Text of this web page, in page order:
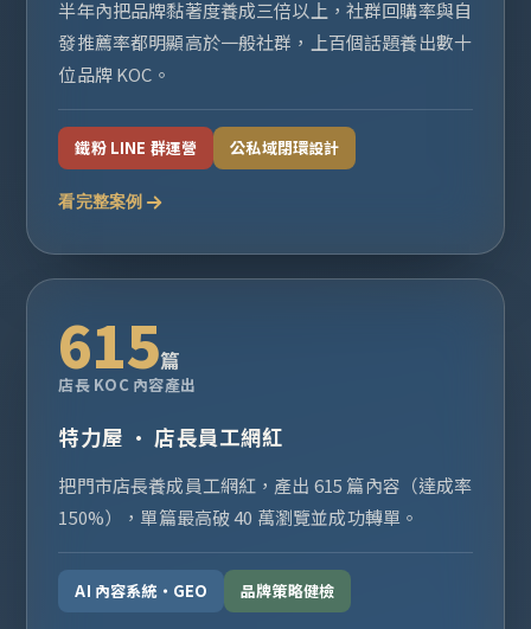
半年內把品牌黏著度養成三倍以上，社群回購率與自
發推薦率都明顯高於一般社群，上百個話題養出數十
位品牌 KOC。
鐵粉 LINE 群運營 公私域閉環設計
看完整案例
615篇
店長 KOC 內容產出
特力屋 · 店長員工網紅
把門市店長養成員工網紅，產出 615 篇內容（達成率
150%），單篇最高破 40 萬瀏覽並成功轉單。
AI 內容系統・GEO 品牌策略健檢